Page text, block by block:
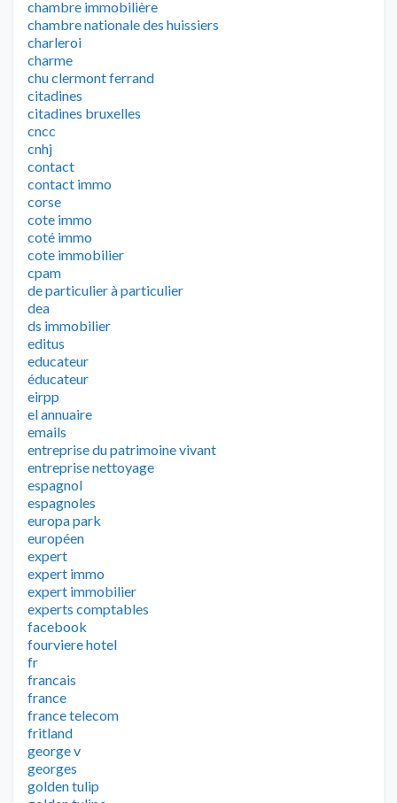
chambre immobilière
chambre nationale des huissiers
charleroi
charme
chu clermont ferrand
citadines
citadines bruxelles
cncc
cnhj
contact
contact immo
corse
cote immo
coté immo
cote immobilier
cpam
de particulier à particulier
dea
ds immobilier
editus
educateur
éducateur
eirpp
el annuaire
emails
entreprise du patrimoine vivant
entreprise nettoyage
espagnol
espagnoles
europa park
européen
expert
expert immo
expert immobilier
experts comptables
facebook
fourviere hotel
fr
francais
france
france telecom
fritland
george v
georges
golden tulip